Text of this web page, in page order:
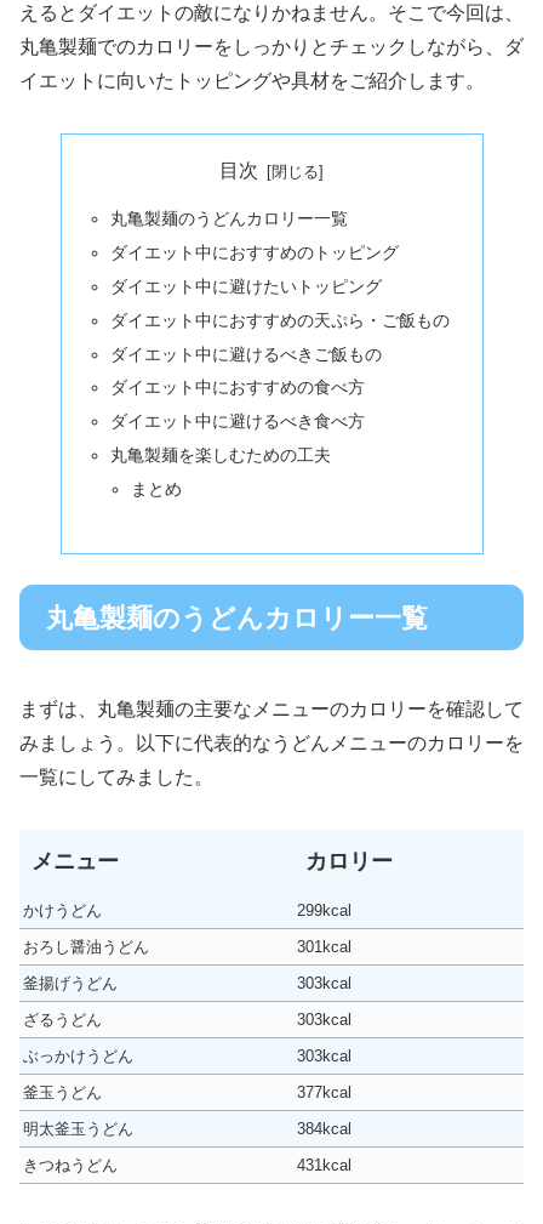
えるとダイエットの敵になりかねません。そこで今回は、
丸亀製麺でのカロリーをしっかりとチェックしながら、ダ
イエットに向いたトッピングや具材をご紹介します。
目次
丸亀製麺のうどんカロリー一覧
ダイエット中におすすめのトッピング
ダイエット中に避けたいトッピング
ダイエット中におすすめの天ぷら・ご飯もの
ダイエット中に避けるべきご飯もの
ダイエット中におすすめの食べ方
ダイエット中に避けるべき食べ方
丸亀製麺を楽しむための工夫
まとめ
丸亀製麺のうどんカロリー一覧
まずは、丸亀製麺の主要なメニューのカロリーを確認して
みましょう。以下に代表的なうどんメニューのカロリーを
一覧にしてみました。
メニュー カロリー
かけうどん
299kcal
おろし醤油うどん
301kcal
釜揚げうどん
303kcal
ざるうどん
303kcal
ぶっかけうどん
303kcal
釜玉うどん
377kcal
明太釜玉うどん
384kcal
きつねうどん
431kcal